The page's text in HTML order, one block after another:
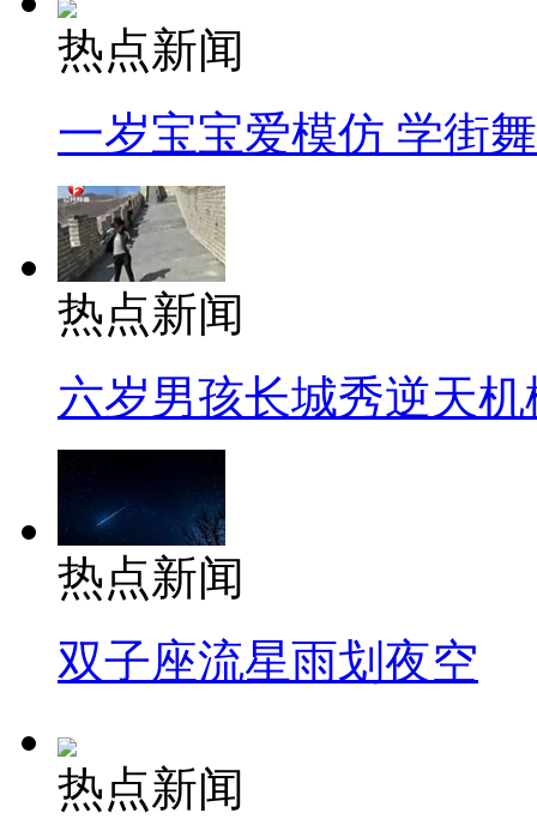
热点新闻
一岁宝宝爱模仿 学街
热点新闻
六岁男孩长城秀逆天机
热点新闻
双子座流星雨划夜空
热点新闻